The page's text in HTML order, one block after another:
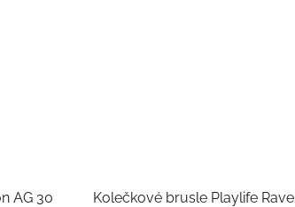
AG 30
Kolečkové brusle Playlife Rave